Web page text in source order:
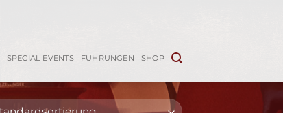
SPECIAL EVENTS FÜHRUNGEN SHOP